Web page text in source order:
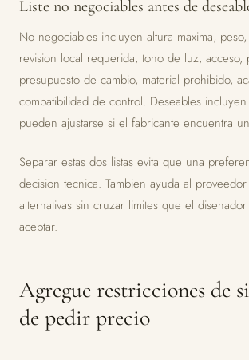
Liste no negociables antes de
No negociables incluyen altura maxima,
revision local requerida, tono de luz, acceso,
presupuesto de cambio, material prohibido,
compatibilidad de control. Deseables
pueden ajustarse si el fabricante encuentra
Separar estas dos listas evita que una
decision tecnica. Tambien ayuda al
alternativas sin cruzar limites que el
aceptar.
Agregue restricciones de
de pedir precio